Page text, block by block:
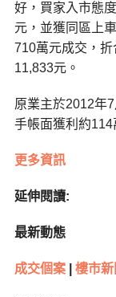
好，買家入市態
元，並獲同區上
710萬元成交，
11,833元。
原業主於2012年
手帳面獲利約114
更多資訊
延伸閱讀:
最新動態
成交個案| 樓市新